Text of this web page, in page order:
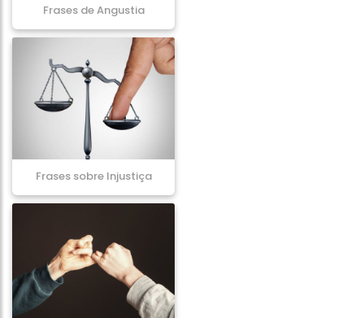
Frases de Angustia
Frases sobre Injustiça